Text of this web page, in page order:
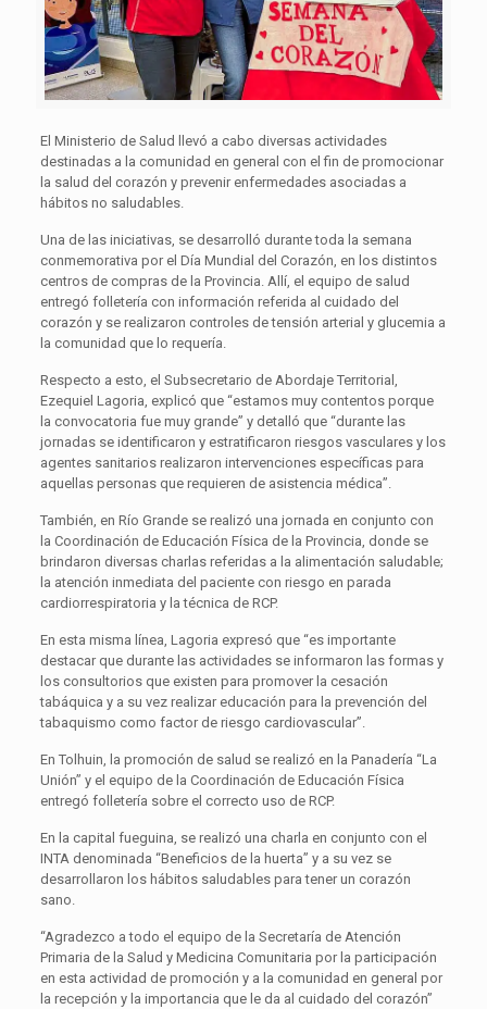
El Ministerio de Salud llevó a cabo diversas actividades
destinadas a la comunidad en general con el fin de promocionar
la salud del corazón y prevenir enfermedades asociadas a
hábitos no saludables.
Una de las iniciativas, se desarrolló durante toda la semana
conmemorativa por el Día Mundial del Corazón, en los distintos
centros de compras de la Provincia. Allí, el equipo de salud
entregó folletería con información referida al cuidado del
corazón y se realizaron controles de tensión arterial y glucemia a
la comunidad que lo requería.
Respecto a esto, el Subsecretario de Abordaje Territorial,
Ezequiel Lagoria, explicó que “estamos muy contentos porque
la convocatoria fue muy grande” y detalló que “durante las
jornadas se identificaron y estratificaron riesgos vasculares y los
agentes sanitarios realizaron intervenciones específicas para
aquellas personas que requieren de asistencia médica”.
También, en Río Grande se realizó una jornada en conjunto con
la Coordinación de Educación Física de la Provincia, donde se
brindaron diversas charlas referidas a la alimentación saludable;
la atención inmediata del paciente con riesgo en parada
cardiorrespiratoria y la técnica de RCP.
En esta misma línea, Lagoria expresó que “es importante
destacar que durante las actividades se informaron las formas y
los consultorios que existen para promover la cesación
tabáquica y a su vez realizar educación para la prevención del
tabaquismo como factor de riesgo cardiovascular”.
En Tolhuin, la promoción de salud se realizó en la Panadería “La
Unión” y el equipo de la Coordinación de Educación Física
entregó folletería sobre el correcto uso de RCP.
En la capital fueguina, se realizó una charla en conjunto con el
INTA denominada “Beneficios de la huerta” y a su vez se
desarrollaron los hábitos saludables para tener un corazón
sano.
“Agradezco a todo el equipo de la Secretaría de Atención
Primaria de la Salud y Medicina Comunitaria por la participación
en esta actividad de promoción y a la comunidad en general por
la recepción y la importancia que le da al cuidado del corazón”